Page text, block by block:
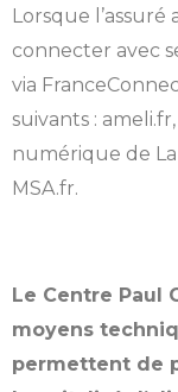
Lorsque l’assuré
connecter avec
via
suivants :
numérique de
MSA.fr.
Le Centre Paul
moyens
permettent de